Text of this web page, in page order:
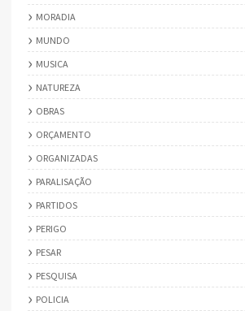
MORADIA
MUNDO
MUSICA
NATUREZA
OBRAS
ORÇAMENTO
ORGANIZADAS
PARALISAÇÃO
PARTIDOS
PERIGO
PESAR
PESQUISA
POLICIA